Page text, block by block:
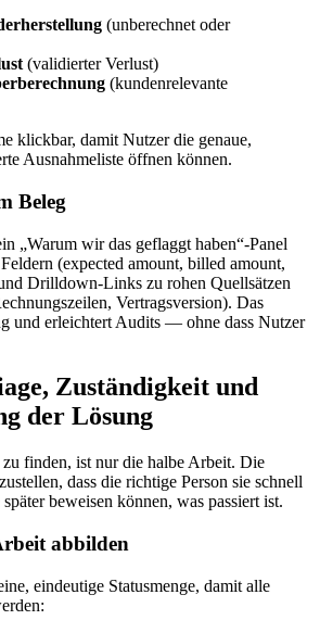
(unberechnet oder
(validierter Verlust)
(kundenrelevante
klickbar, damit Nutzer die genaue,
Ausnahmeliste öffnen können.
Beleg
„Warum wir das geflaggt haben“‑Panel
(expected amount, billed amount,
Drilldown‑Links zu rohen Quellsätzen
Vertragsversion). Das
und erleichtert Audits — ohne dass Nutzer
Zuständigkeit und
der Lösung
finden, ist nur die halbe Arbeit. Die
dass die richtige Person sie schnell
beweisen können, was passiert ist.
abbilden
eindeutige Statusmenge, damit alle